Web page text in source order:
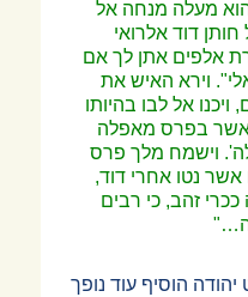
מעלה מנחה אל
דוד אלרואי
אלפים אתן לך אם
וירא האיש את
אל לבו בהיותו
אשר בפרס מאפלה
וישמח מלך פרס
נטו אחרי דוד,
זהב, כי רבים
…
"
הוסיף עוד נופך